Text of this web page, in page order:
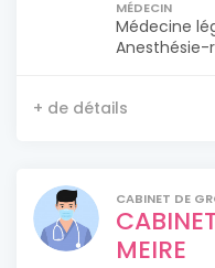
MÉDECIN
Médecine
+ de détails
CABINET DE
MEIRE